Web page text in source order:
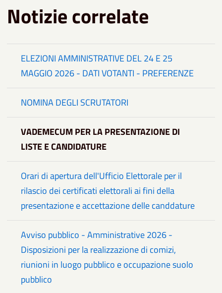
Notizie correlate
ELEZIONI AMMINISTRATIVE DEL 24 E 25
MAGGIO 2026 - DATI VOTANTI - PREFERENZE
NOMINA DEGLI SCRUTATORI
VADEMECUM PER LA PRESENTAZIONE DI
LISTE E CANDIDATURE
Orari di apertura dell'Ufficio Elettorale per il
rilascio dei certificati elettorali ai fini della
presentazione e accettazione delle canddature
Avviso pubblico - Amministrative 2026 -
Disposizioni per la realizzazione di comizi,
riunioni in luogo pubblico e occupazione suolo
pubblico